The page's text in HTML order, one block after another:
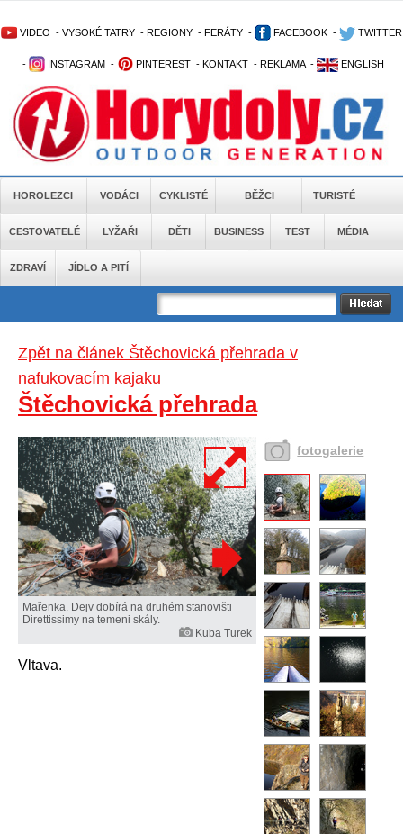
VIDEO - VYSOKÉ TATRY - REGIONY - FERÁTY - FACEBOOK - TWITTER
- INSTAGRAM - PINTEREST - KONTAKT - REKLAMA - ENGLISH
HOROLEZCI VODÁCI CYKLISTÉ BĚŽCI TURISTÉ
CESTOVATELÉ LYŽAŘI DĚTI BUSINESS TEST MÉDIA
ZDRAVÍ JÍDLO A PITÍ
Zpět na článek Štěchovická přehrada v
nafukovacím kajaku
Štěchovická přehrada
Mařenka. Dejv dobírá na druhém stanovišti
Direttissimy na temeni skály.
Kuba Turek
Vltava.
fotogalerie